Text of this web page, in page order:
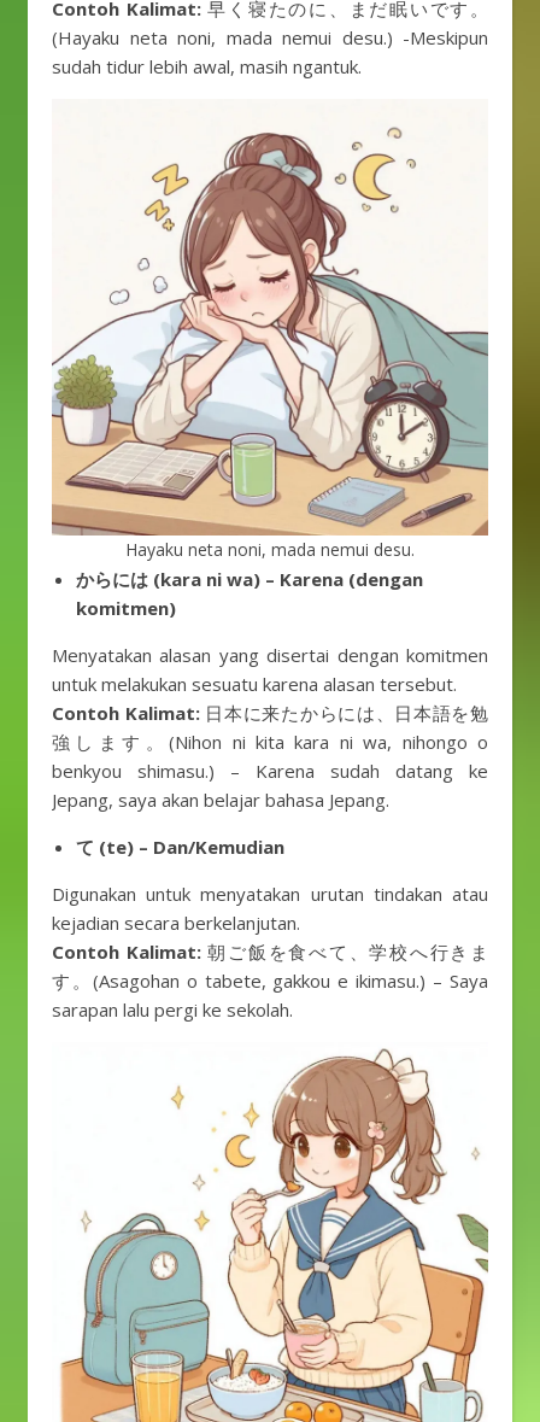
Contoh Kalimat:早く寝たのに、まだ眠いです。
(Hayaku neta noni, mada nemui desu.) -Meskipun
sudah tidur lebih awal, masih ngantuk.
Hayaku neta noni, mada nemui desu.
からには (kara ni wa) – Karena (dengan
komitmen)
Menyatakan alasan yang disertai dengan komitmen
untuk melakukan sesuatu karena alasan tersebut.
Contoh Kalimat:日本に来たからには、日本語を勉
強します。(Nihon ni kita kara ni wa, nihongo o
benkyou shimasu.) – Karena sudah datang ke
Jepang, saya akan belajar bahasa Jepang.
て (te) – Dan/Kemudian
Digunakan untuk menyatakan urutan tindakan atau
kejadian secara berkelanjutan.
Contoh Kalimat:朝ご飯を食べて、学校へ行きま
す。(Asagohan o tabete, gakkou e ikimasu.) – Saya
sarapan lalu pergi ke sekolah.